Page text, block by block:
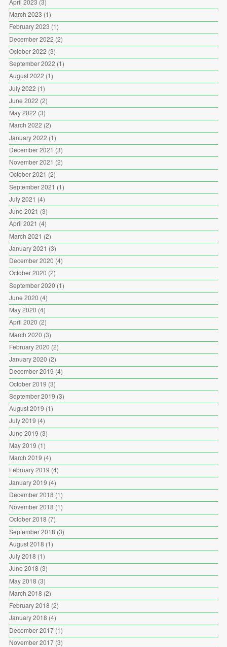
March 2023 (1)
February 2023 (1)
December 2022 (2)
October 2022 (3)
September 2022 (1)
August 2022 (1)
July 2022 (1)
June 2022 (2)
May 2022 (3)
March 2022 (2)
January 2022 (1)
December 2021 (3)
November 2021 (2)
October 2021 (2)
September 2021 (1)
July 2021 (4)
June 2021 (3)
April 2021 (4)
March 2021 (2)
January 2021 (3)
December 2020 (4)
October 2020 (2)
September 2020 (1)
June 2020 (4)
May 2020 (4)
April 2020 (2)
March 2020 (3)
February 2020 (2)
January 2020 (2)
December 2019 (4)
October 2019 (3)
September 2019 (3)
August 2019 (1)
July 2019 (4)
June 2019 (3)
May 2019 (1)
March 2019 (4)
February 2019 (4)
January 2019 (4)
December 2018 (1)
November 2018 (1)
October 2018 (7)
September 2018 (3)
August 2018 (1)
July 2018 (1)
June 2018 (3)
May 2018 (3)
March 2018 (2)
February 2018 (2)
January 2018 (4)
December 2017(1)
November 2017(3)